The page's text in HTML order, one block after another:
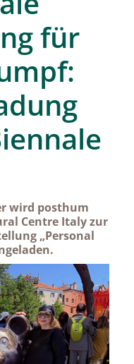
Austria
für
wird posthum
Centre Italy zur
„Personal